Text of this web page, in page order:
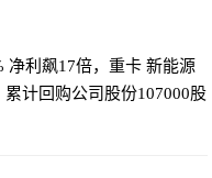
净利飙17倍，重卡 新能源
累计回购公司股份107000股